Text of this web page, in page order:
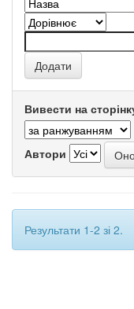
Вивести на
Автори
Результати 1-2 зі 2.